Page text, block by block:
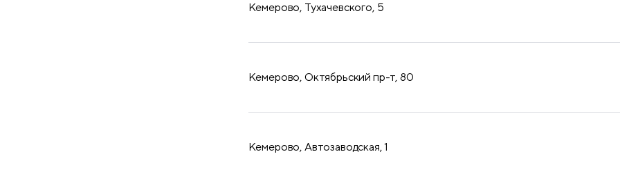
Кемерово, Тухачевского, 5
Кемерово, Октябрьский пр-т, 80
Кемерово, Автозаводская, 1